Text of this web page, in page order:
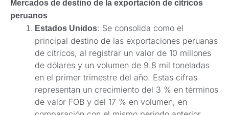
Mercados de destino de la exportación de cítricos
peruanos
Estados Unidos: Se consolida como el
principal destino de las exportaciones peruanas
de cítricos, al registrar un valor de 10 millones
de dólares y un volumen de 9.8 mil toneladas
en el primer trimestre del año. Estas cifras
representan un crecimiento del 3 % en términos
de valor FOB y del 17 % en volumen, en